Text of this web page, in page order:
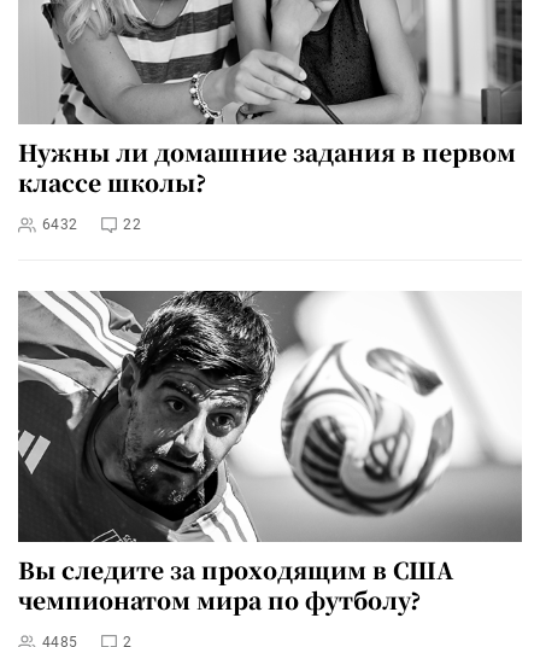
Нужны ли домашние задания в первом
классе школы?
6432 22
Вы следите за проходящим в США
чемпионатом мира по футболу?
4485 2